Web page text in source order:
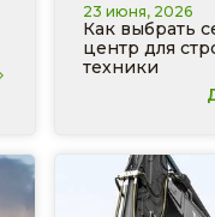
23 июня, 2026
Как выбрать
центр для
техники